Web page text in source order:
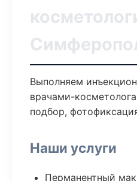
Выполняем
врачами-
подбор,
Наши услуги
Перманентный